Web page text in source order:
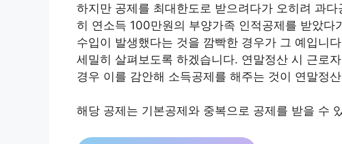
하지만 공제를 최대한도로 받으려다가 오히려 과
히 연소득 100만원의 부양가족 인적공제를 받았
수입이 발생했다는 것을 깜빡한 경우가 그 예입니
세밀히 살펴보도록 하겠습니다. 연말정산 시 근로
경우 이를 감안해 소득공제를 해주는 것이 연말정
해당 공제는 기본공제와 중복으로 공제를 받을 수